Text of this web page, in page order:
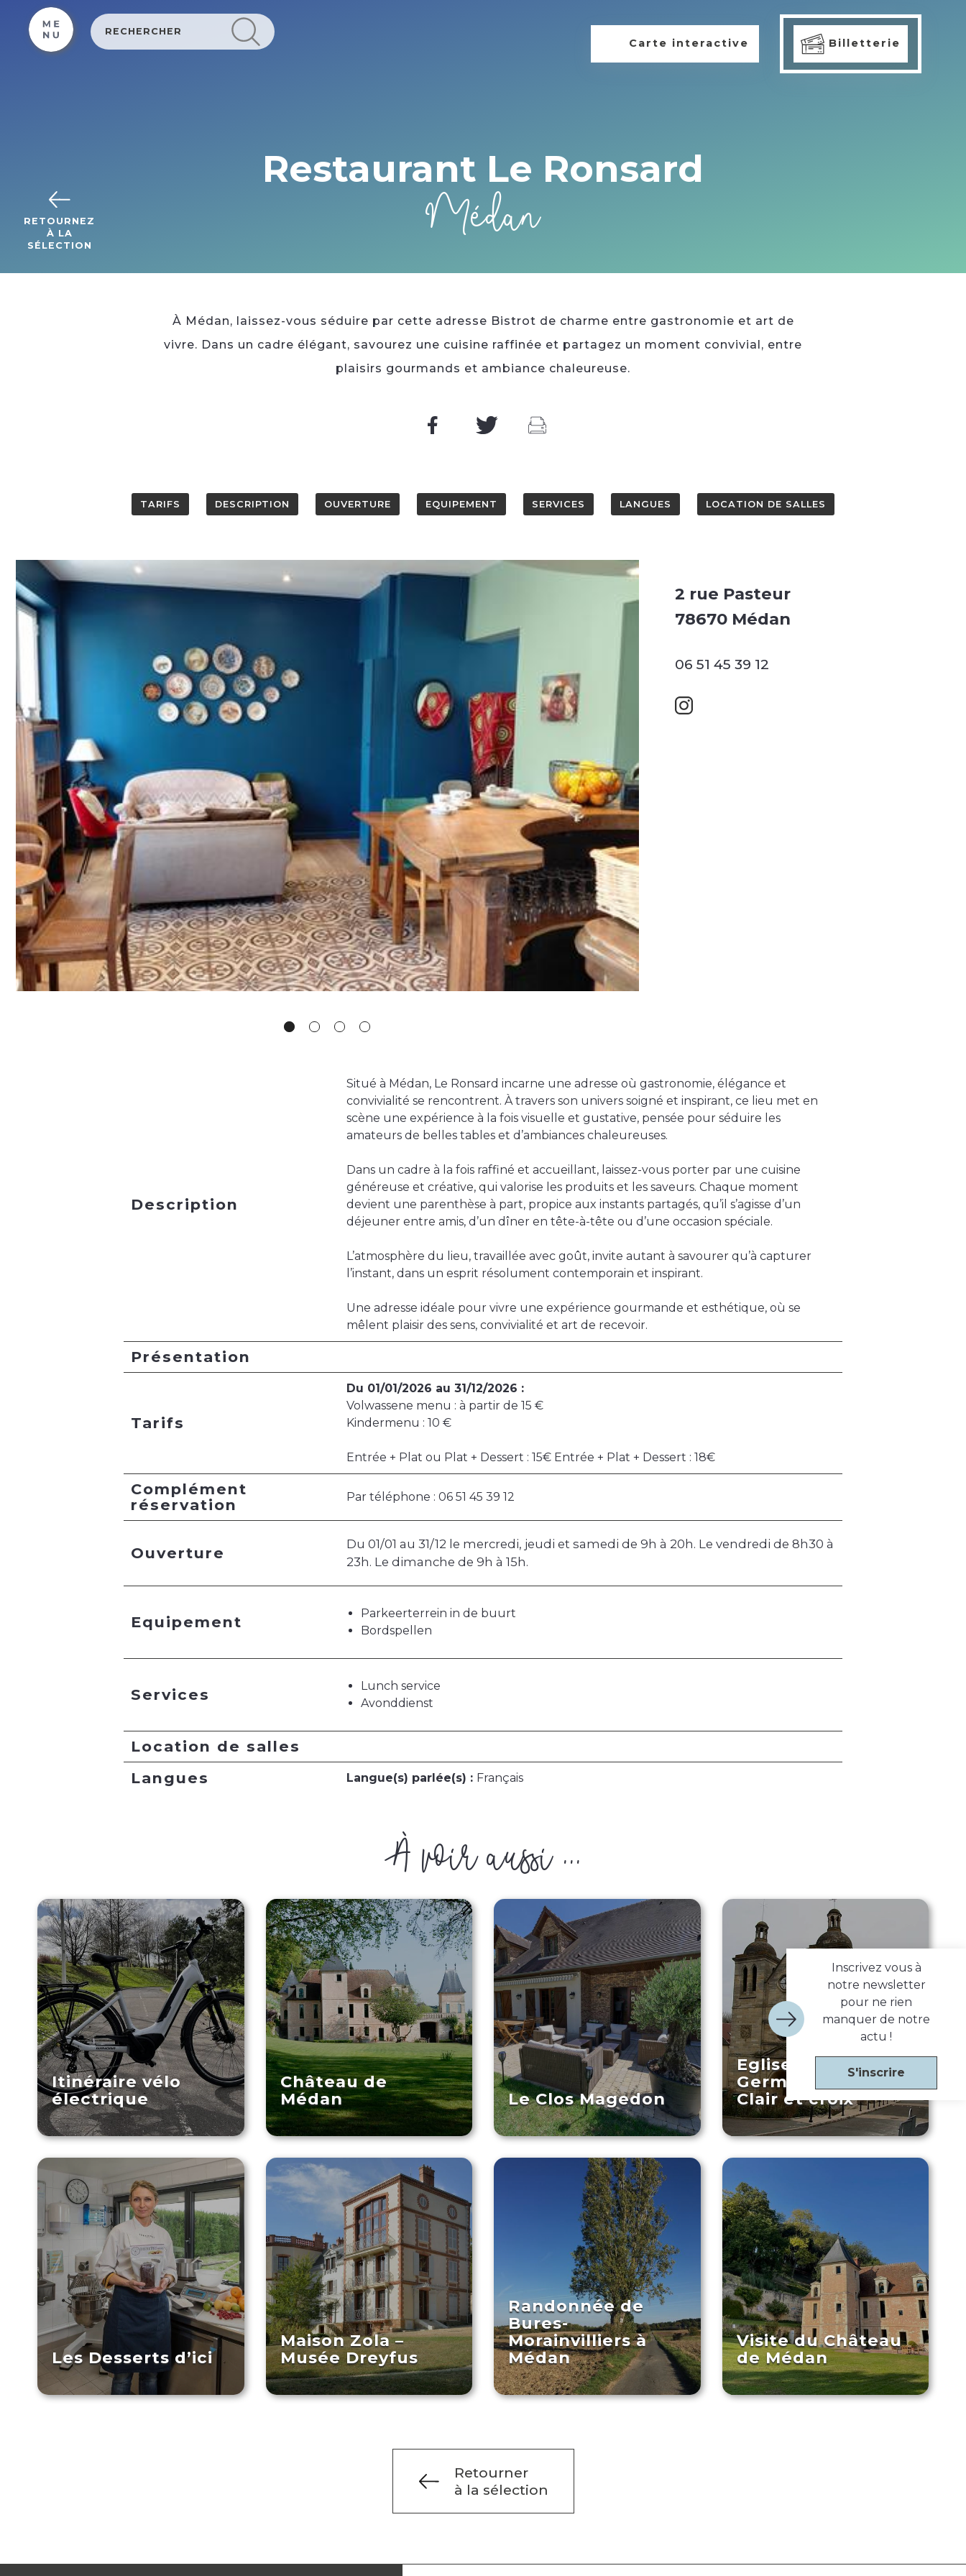
Carte interactive Billetterie
RETOURNEZ
À LA
SÉLECTION
Restaurant Le Ronsard
Médan
À Médan, laissez-vous séduire par cette adresse Bistrot de charme entre gastronomie et art de
vivre. Dans un cadre élégant, savourez une cuisine raffinée et partagez un moment convivial, entre
plaisirs gourmands et ambiance chaleureuse.
TARIFS DESCRIPTION OUVERTURE EQUIPEMENT SERVICES LANGUES LOCATION DE SALLES
2 rue Pasteur
78670 Médan
06 51 45 39 12
Description
Situé à Médan, Le Ronsard incarne une adresse où gastronomie, élégance et
convivialité se rencontrent. À travers son univers soigné et inspirant, ce lieu met en
scène une expérience à la fois visuelle et gustative, pensée pour séduire les
amateurs de belles tables et d’ambiances chaleureuses.
Dans un cadre à la fois raffiné et accueillant, laissez-vous porter par une cuisine
généreuse et créative, qui valorise les produits et les saveurs. Chaque moment
devient une parenthèse à part, propice aux instants partagés, qu’il s’agisse d’un
déjeuner entre amis, d’un dîner en tête-à-tête ou d’une occasion spéciale.
L’atmosphère du lieu, travaillée avec goût, invite autant à savourer qu’à capturer
l’instant, dans un esprit résolument contemporain et inspirant.
Une adresse idéale pour vivre une expérience gourmande et esthétique, où se
mêlent plaisir des sens, convivialité et art de recevoir.
Présentation
Tarifs
Du 01/01/2026 au 31/12/2026 :
Volwassene menu : à partir de 15 €
Kindermenu : 10 €
Entrée + Plat ou Plat + Dessert : 15€ Entrée + Plat + Dessert : 18€
Complément
réservation
Par téléphone : 06 51 45 39 12
Ouverture
Du 01/01 au 31/12 le mercredi, jeudi et samedi de 9h à 20h. Le vendredi de 8h30 à
23h. Le dimanche de 9h à 15h.
Equipement
Parkeerterrein in de buurt
Bordspellen
Services
Lunch service
Avonddienst
Location de salles
Langues
Langue(s) parlée(s) : Français
À voir aussi ...
Itinéraire vélo
électrique
Château de
Médan
Le Clos Magedon
Eglise Saint-
Germain Saint-
Clair et croix
Les Desserts d’ici
Maison Zola –
Musée Dreyfus
Randonnée de
Bures-
Morainvilliers à
Médan
Visite du Château
de Médan
Retourner
à la sélection
Inscrivez vous à
notre newsletter
pour ne rien
manquer de notre
actu !
S'inscrire
Cookies beheer paneel